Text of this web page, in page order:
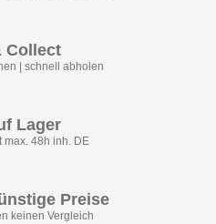
Collect
| schnell abholen
Lager
max. 48h inh. DE
Preise
keinen Vergleich